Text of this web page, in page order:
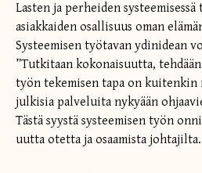
Lasten ja perheiden
asiakkaiden osallisuus oman
Systeemisen työtavan ydinidean
”Tutkitaan kokonaisuutta,
työn tekemisen tapa on kuitenkin
julkisia palveluita nykyään
Tästä syystä systeemisen työn
uutta otetta ja osaamista johtajilta.